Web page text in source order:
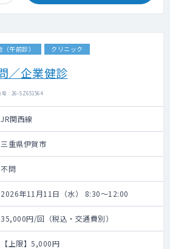
（午前診） クリニック
／企業健診
: 26-SZ651564
JR関西線
三重県伊賀市
不問
2026年11月11日（水） 8:30～12:00
35,000円/回（税込・交通費別）
【上限】5,000円